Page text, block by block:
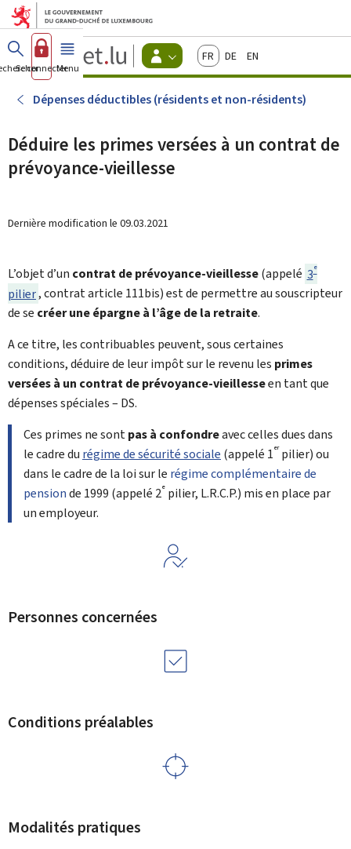
Aller au menu principal
Aller au contenu
Guichet.lu
Changer
d'espace
-
Menu
actif
FrançaisDeutschEnglish
Se connecterMenu principal
Dépenses déductibles (résidents et non-résidents)
Déduire les primes versées à un contrat de
prévoyance-vieillesse
Dernière modification le 09.03.2021
L’objet d’un contrat de prévoyance-vieillesse(appelé 3e
pilier, contrat article 111bis) est de permettre au souscripteur
de se créer une épargne à l’âge de la retraite.
A ce titre, les contribuables peuvent, sous certaines
conditions, déduire de leur impôt sur le revenu les primes
versées à un contrat de prévoyance-vieillesseen tant que
dépenses spéciales – DS.
Ces primes ne sontpas à confondreavec celles dues dans
le cadre du régime de sécurité sociale (appelé 1er pilier) ou
dans le cadre de la loi sur le régime complémentaire de
pensionde 1999 (appelé 2e pilier, L.R.C.P.) mis en place par
un employeur.
Personnes concernées
Conditions préalables
Modalités pratiques